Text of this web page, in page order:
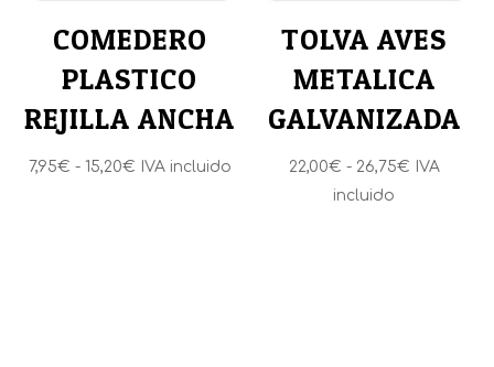
COMEDERO
PLASTICO
REJILLA ANCHA
7,95€ - 15,20€Rango
IVA incluido
TOLVA AVES
METALICA
GALVANIZADA
22,00€ - 26,75€Rango
IVA
incluido